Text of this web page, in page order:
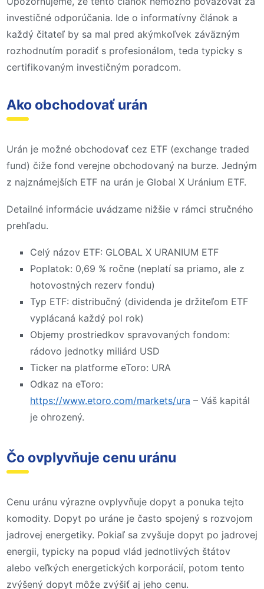
investičné odporúčania. Ide o informatívny článok a
každý čitateľ by sa mal pred akýmkoľvek záväzným
rozhodnutím poradiť s profesionálom, teda typicky s
certifikovaným investičným poradcom.
Ako obchodovať urán
Urán je možné obchodovať cez ETF (exchange traded
fund) čiže fond verejne obchodovaný na burze. Jedným
z najznámejších ETF na urán je Global X Uránium ETF.
Detailné informácie uvádzame nižšie v rámci stručného
prehľadu.
Celý názov ETF: GLOBAL X URANIUM ETF
Poplatok: 0,69 % ročne (neplatí sa priamo, ale z
hotovostných rezerv fondu)
Typ ETF: distribučný (dividenda je držiteľom ETF
vyplácaná každý pol rok)
Objemy prostriedkov spravovaných fondom:
rádovo jednotky miliárd USD
Ticker na platforme eToro: URA
Odkaz na eToro:
https://www.etoro.com/markets/ura – Váš kapitál
je ohrozený.
Čo ovplyvňuje cenu uránu
Cenu uránu výrazne ovplyvňuje dopyt a ponuka tejto
komodity. Dopyt po uráne je často spojený s rozvojom
jadrovej energetiky. Pokiaľ sa zvyšuje dopyt po jadrovej
energii, typicky na popud vlád jednotlivých štátov
alebo veľkých energetických korporácií, potom tento
zvýšený dopyt môže zvýšiť aj jeho cenu.